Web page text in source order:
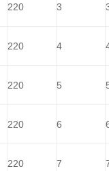
220 3
220 4
220 5
220 6
220 7